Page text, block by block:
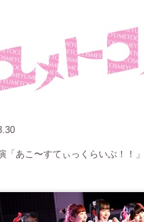
「あこ〜すてぃっくらいぶ！！」